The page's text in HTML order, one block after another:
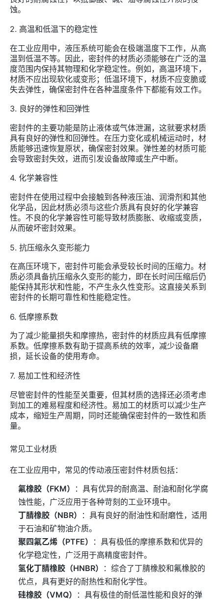
蚀。
2. 高温和低温下的稳定性
在工业应用中，液压系统可能会在极端温度下工作，从高
温到低温不等。因此，密封件的材质必须能够在广泛的温
度范围内保持其物理和化学稳定性。例如，高温环境下，
材质不应出现软化或变形；低温环境下，材质不应变脆或
失去弹性，确保密封件在各种温度条件下都能有效工作。
3. 良好的弹性和回弹性
密封件的主要功能是防止液体或气体泄漏，这就要求材质
具有良好的弹性和回弹性。在压力变化或机械运动时，材
质能够迅速恢复原状，确保密封效果。弹性差的材质可能
会导致密封失效，进而引发设备故障或生产中断。
4. 化学兼容性
密封件在使用过程中会接触到各种液压油、润滑剂和其他
化学品，因此材质必须与这些介质具有良好的化学兼容
性。不良的化学兼容性可能导致材质膨胀、收缩或变质，
从而破坏密封效果。
5. 抗压缩永久变形能力
在高压环境下，密封件可能会承受较长时间的压缩力。材
质必须具备抗压缩永久变形的能力，即在长时间压缩后仍
能保持其形状和性能，不产生永久性变形。这直接关系到
密封件的长期可靠性和性能稳定性。
6. 低摩擦系数
为了减少能量损失和摩擦热，密封件的材质应具有低摩擦
系数。低摩擦系数有助于提高系统的效率，减少设备磨
损，延长设备的使用寿命。
7. 易加工性和经济性
尽管密封件的性能至关重要，但其材质的选择还必须考虑
到加工的难易程度和经济性。易加工的材质可以减少生产
成本，缩短生产周期，同时还能确保密封件的一致性和质
量。
常见工业材质
在工业应用中，常见的传动液压密封件材质包括：
氟橡胶（FKM）
：具有优异的耐高温、耐油和耐化学腐
蚀性能，广泛应用于各种苛刻的工业环境中。
丁腈橡胶（NBR）
：具有良好的耐油性和耐磨性，适用
于石油和矿物油介质。
聚四氟乙烯（PTFE）
：具有极低的摩擦系数和优异的
化学稳定性，广泛用于高精度密封件。
氢化丁腈橡胶（HNBR）
：综合了丁腈橡胶和氟橡胶的
优点，具有更好的耐热性和耐化学性。
硅橡胶（VMQ）
：具有极佳的耐低温性能和良好的弹